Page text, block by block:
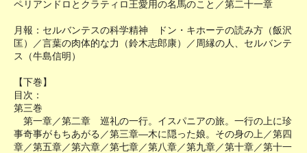
ペリアンドロとクラティロ王愛用の名馬のこと／第二十一章
月報：セルバンテスの科学精神 ドン・キホーテの読み方（飯沢
匡）／言葉の肉体的な力（鈴木志郎康）／周縁の人、セルバンテ
ス（牛島信明）
【下巻】
目次：
第三巻
第一章／第二章 巡礼の一行。イスパニアの旅。一行の上に珍
事奇事がもちあがる／第三章―木に隠った娘。その身の上／第四
章／第五章／第六章／第七章／第八章／第九章／第十章／第十一